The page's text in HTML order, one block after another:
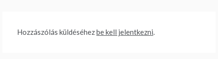
Hozzászólás küldéséhezbe kell jelentkezni.